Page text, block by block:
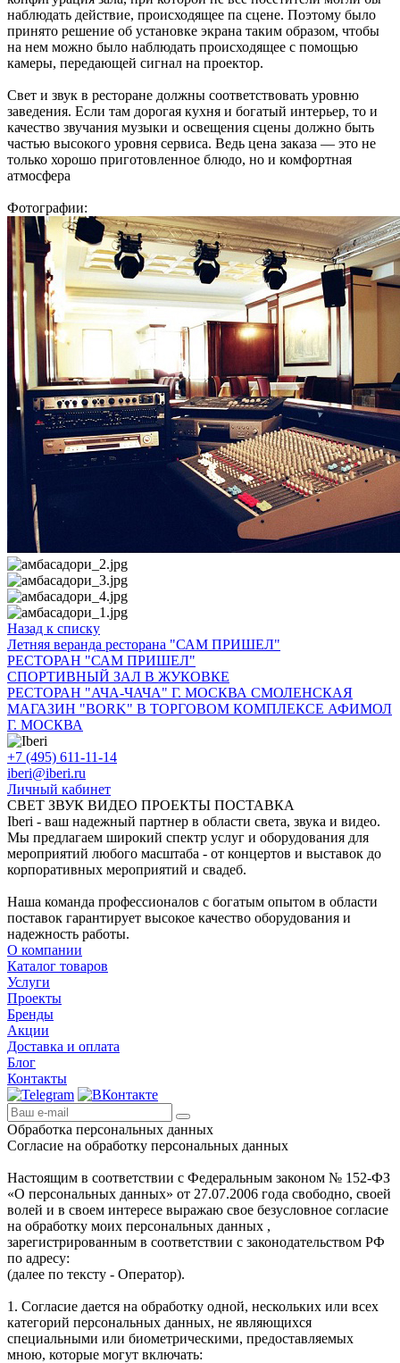
наблюдать действие, проис­ходящее па сцене. Поэтому было
принято решение об уста­новке экрана таким образом, чтобы
на нем можно было на­блюдать происходящее с помо­щью
камеры, передающей сиг­нал на проектор.
Свет и звук в ресторане должны соответствовать уров­ню
заведения. Если там доро­гая кухня и богатый интерьер, то и
качество звучания музыки и освещения сцены должно быть
частью высокого уровня сервиса. Ведь цена заказа — это не
только хорошо приготовлен­ное блюдо, но и комфортная
атмосфера
Фотографии:
Назад к списку
Летняя веранда ресторана "САМ ПРИШЕЛ"
РЕСТОРАН "САМ ПРИШЕЛ"
СПОРТИВНЫЙ ЗАЛ В ЖУКОВКЕ
РЕСТОРАН "АЧА-ЧАЧА" Г. МОСКВА СМОЛЕНСКАЯ
МАГАЗИН "BORK" В ТОРГОВОМ КОМПЛЕКСЕ АФИМОЛ
Г. МОСКВА
+7 (495) 611-11-14
iberi@iberi.ru
Личный кабинет
СВЕТ ЗВУК ВИДЕО ПРОЕКТЫ ПОСТАВКА
Iberi - ваш надежный партнер в области света, звука и видео.
Мы предлагаем широкий спектр услуг и оборудования для
мероприятий любого масштаба - от концертов и выставок до
корпоративных мероприятий и свадеб.
Наша команда профессионалов с богатым опытом в области
поставок гарантирует высокое качество оборудования и
надежность работы.
О компании
Каталог товаров
Услуги
Проекты
Бренды
Акции
Доставка и оплата
Блог
Контакты
Обработка персональных данных
Согласие на обработку персональных данных
Настоящим в соответствии с Федеральным законом № 152-ФЗ
«О персональных данных» от 27.07.2006 года свободно, своей
волей и в своем интересе выражаю свое безусловное согласие
на обработку моих персональных данных ,
зарегистрированным в соответствии с законодательством РФ
по адресу:
(далее по тексту - Оператор).
1. Согласие дается на обработку одной, нескольких или всех
категорий персональных данных, не являющихся
специальными или биометрическими, предоставляемых
мною, которые могут включать: